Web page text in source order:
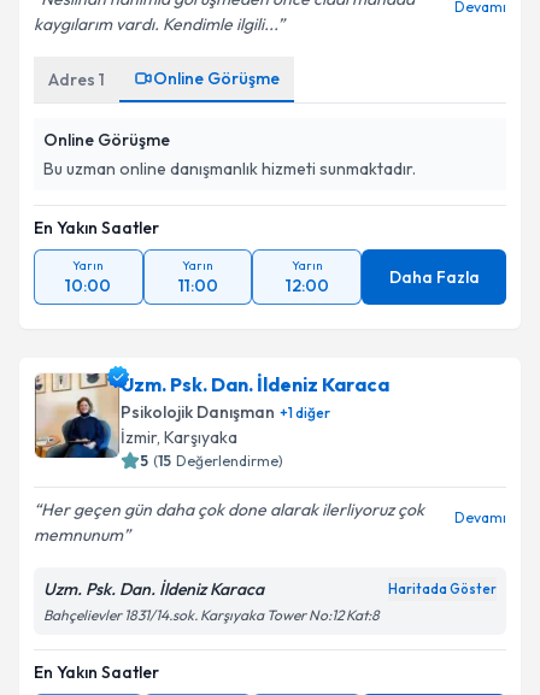
Neslihan hanımla görüşmeden önce ciddi manada
kaygılarım vardı. Kendimle ilgili...
Adres 1 Online Görüşme
Online Görüşme
Bu uzman online danışmanlık hizmeti sunmaktadır.
En Yakın Saatler
Yarın
10:00
Yarın
11:00
Yarın
12:00 Daha Fazla
Uzm. Psk. Dan. İldeniz Karaca
Psikolojik Danışman diğer
İzmir,Karşıyaka
( Değerlendirme)
Her geçen gün daha çok done alarak ilerliyoruz çok
memnunum
Uzm. Psk. Dan. İldeniz Karaca
Bahçelievler 1831/14.sok. Karşıyaka Tower No:12 Kat:8
En Yakın Saatler